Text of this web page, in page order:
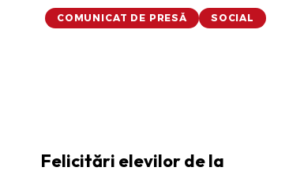
COMUNICAT DE PRESĂ SOCIAL
Felicitări elevilor de la